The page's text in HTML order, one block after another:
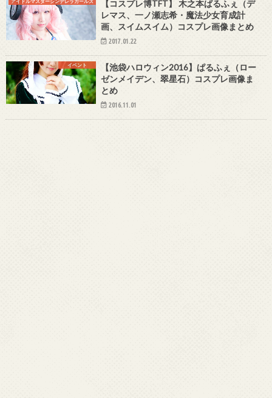
【コスプレ博TFT】 木之本ぱるふぇ（デ
レマス、一ノ瀬志希・魔法少女育成計
画、スイムスイム）コスプレ画像まとめ
2017.01.22
イベント
【池袋ハロウィン2016】ぱるふぇ（ロー
ゼンメイデン、翠星石）コスプレ画像ま
とめ
2016.11.01